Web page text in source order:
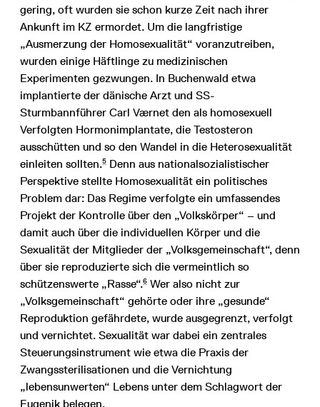
gering, oft wurden sie schon kurze Zeit nach ihrer
Ankunft im KZ ermordet. Um die langfristige
„Ausmerzung der Homosexualität“ voranzutreiben,
wurden einige Häftlinge zu medizinischen
Experimenten gezwungen. In Buchenwald etwa
implantierte der dänische Arzt und SS-
Sturmbannführer Carl Værnet den als homosexuell
Verfolgten Hormonimplantate, die Testosteron
ausschütten und so den Wandel in die Heterosexualität
einleiten sollten.5 Denn aus nationalsozialistischer
Perspektive stellte Homosexualität ein politisches
Problem dar: Das Regime verfolgte ein umfassendes
Projekt der Kontrolle über den „Volkskörper“ – und
damit auch über die individuellen Körper und die
Sexualität der Mitglieder der „Volksgemeinschaft“, denn
über sie reproduzierte sich die vermeintlich so
schützenswerte „Rasse“.6 Wer also nicht zur
„Volksgemeinschaft“ gehörte oder ihre „gesunde“
Reproduktion gefährdete, wurde ausgegrenzt, verfolgt
und vernichtet. Sexualität war dabei ein zentrales
Steuerungsinstrument wie etwa die Praxis der
Zwangssterilisationen und die Vernichtung
„lebensunwerten“ Lebens unter dem Schlagwort der
Eugenik belegen.